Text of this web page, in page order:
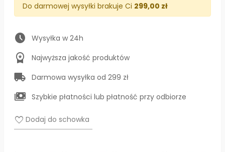
Do darmowej wysyłki brakuje Ci 299,00 zł
schedule Wysyłka w 24h
workspace_premium Najwyższa jakość produktów
local_shipping Darmowa wysyłka od 299 zł
payments Szybkie płatności lub płatność przy odbiorze
favorite Dodaj do schowka